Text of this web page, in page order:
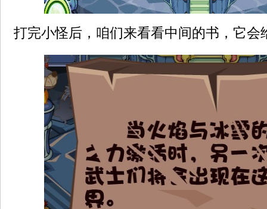
打完小怪后，咱们来看看中间的书，它会